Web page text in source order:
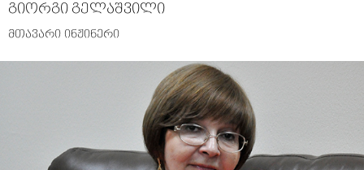
გიორგი გელაშვილი
მთავარი ინჟინერი